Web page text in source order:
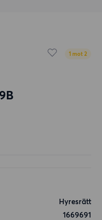
1 mot 2
Hyresrätt
1669691